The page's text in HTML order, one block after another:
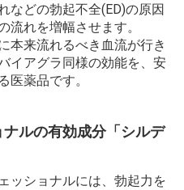
などの勃起不全(ED)の原因
流れを増幅させます。
本来流れるべき血流が行き
イアグラ同様の効能を、安
医薬品です。
ルの有効成分「シルデ
ッショナルには、勃起力を